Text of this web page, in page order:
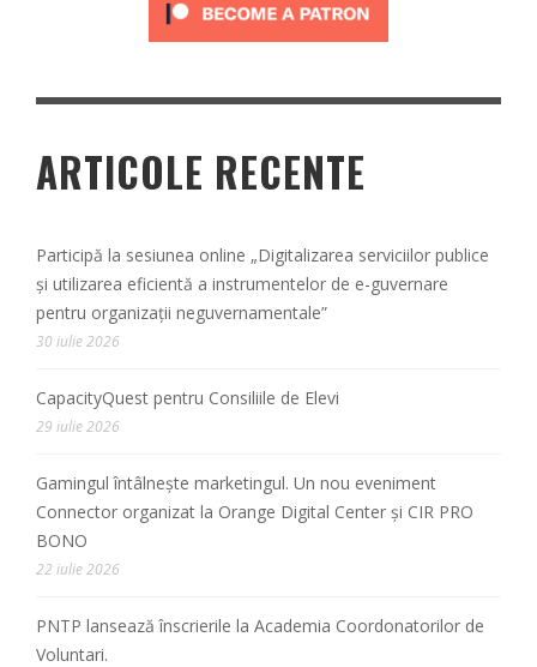
ARTICOLE RECENTE
Participă la sesiunea online „Digitalizarea serviciilor publice
și utilizarea eficientă a instrumentelor de e-guvernare
pentru organizații neguvernamentale”
30 iulie 2026
CapacityQuest pentru Consiliile de Elevi
29 iulie 2026
Gamingul întâlnește marketingul. Un nou eveniment
Connector organizat la Orange Digital Center și CIR PRO
BONO
22 iulie 2026
PNTP lansează înscrierile la Academia Coordonatorilor de
Voluntari.